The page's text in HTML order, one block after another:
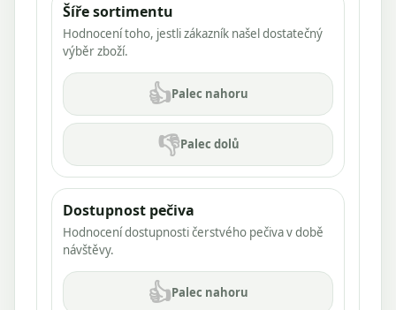
Šíře sortimentu
Hodnocení toho, jestli zákazník našel dostatečný
výběr zboží.
👍Palec nahoru
👎Palec dolů
Dostupnost pečiva
Hodnocení dostupnosti čerstvého pečiva v době
návštěvy.
👍Palec nahoru